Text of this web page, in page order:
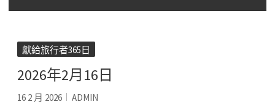
獻給旅行者365日
2026年2月16日
16 2 月 2026 ADMIN